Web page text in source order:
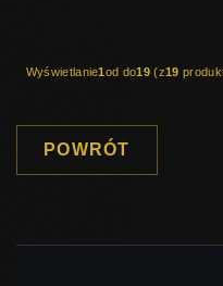
Wyświetlanie1od do19 (z19
POWRÓT